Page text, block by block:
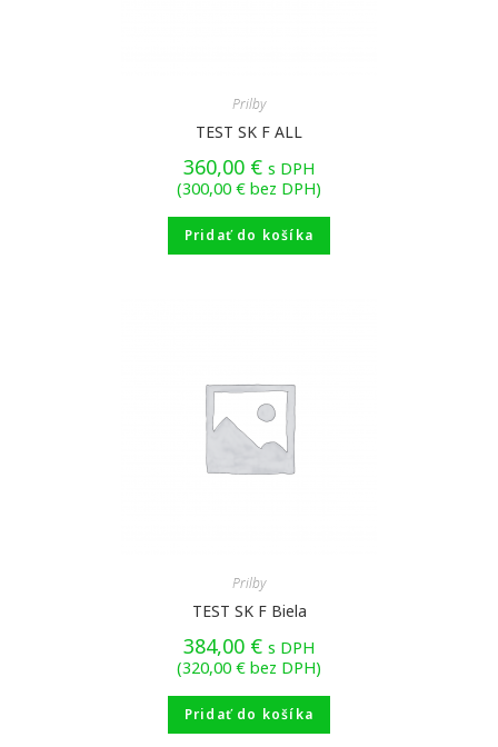
Prilby
TEST SK F ALL
360,00 € s DPH
(300,00 € bez DPH)
Pridať do košíka
Prilby
TEST SK F Biela
384,00 € s DPH
(320,00 € bez DPH)
Pridať do košíka